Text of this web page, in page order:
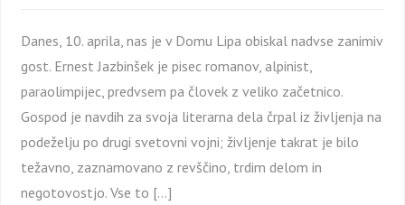
Danes, 10. aprila, nas je v Domu Lipa obiskal nadvse zanimiv
gost. Ernest Jazbinšek je pisec romanov, alpinist,
paraolimpijec, predvsem pa človek z veliko začetnico.
Gospod je navdih za svoja literarna dela črpal iz življenja na
podeželju po drugi svetovni vojni; življenje takrat je bilo
težavno, zaznamovano z revščino, trdim delom in
negotovostjo. Vse to […]